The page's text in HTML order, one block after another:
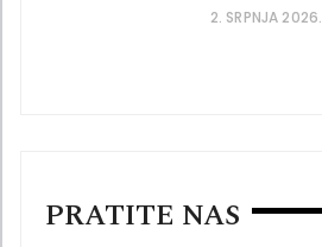
2. SRPNJA 2026.
PRATITE NAS